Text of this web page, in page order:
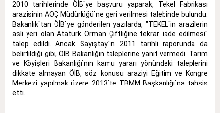
2010 tarihlerinde ÖİB`ye başvuru yaparak, Tekel Fabrikası
arazisinin AOÇ Müdürlüğü`ne geri verilmesi talebinde bulundu.
Bakanlık`tan ÖİB`ye gönderilen yazılarda, "TEKEL`in arazilerin
asli yeri olan Atatürk Orman Çiftliğine tekrar iade edilmesi"
talep edildi. Ancak Sayıştay`ın 2011 tarihli raporunda da
belirtildiği gibi, ÖİB Bakanlığın taleplerine yanıt vermedi. Tarım
ve Köyişleri Bakanlığı`nın kamu yararı yönündeki taleplerini
dikkate almayan ÖİB, söz konusu araziyi Eğitim ve Kongre
Merkezi yapılmak üzere 2013`te TBMM Başkanlığı`na tahsis
etti.